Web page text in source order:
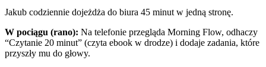
Jakub codziennie dojeżdża do biura 45 minut w jedną stronę.
W pociągu (rano): Na telefonie przegląda Morning Flow, odhaczy
“Czytanie 20 minut” (czyta ebook w drodze) i dodaje zadania, które
przyszły mu do głowy.